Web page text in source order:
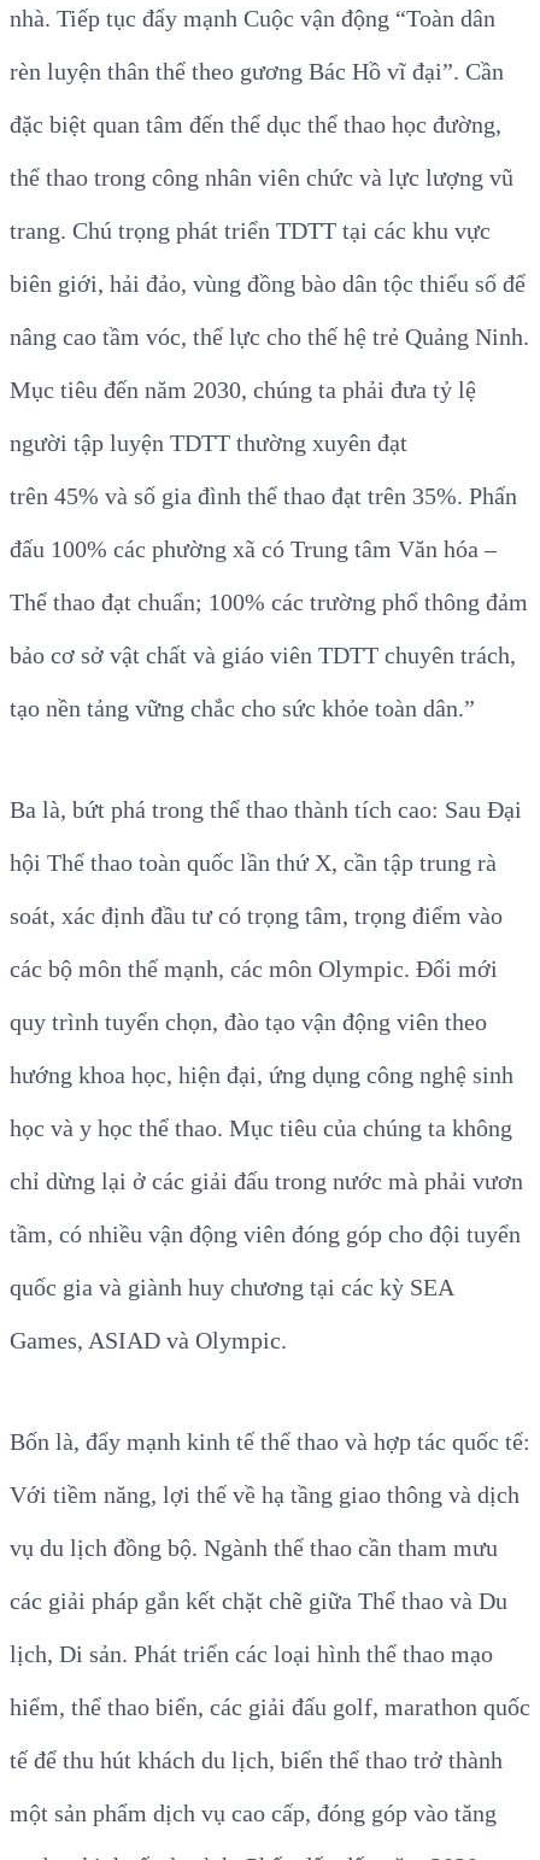
nhà. Tiếp tục đẩy mạnh Cuộc vận động “Toàn dân
rèn luyện thân thể theo gương Bác Hồ vĩ đại”. Cần
đặc biệt quan tâm đến thể dục thể thao học đường,
thể thao trong công nhân viên chức và lực lượng vũ
trang. Chú trọng phát triển TDTT tại các khu vực
biên giới, hải đảo, vùng đồng bào dân tộc thiểu số để
nâng cao tầm vóc, thể lực cho thế hệ trẻ Quảng Ninh.
Mục tiêu đến năm 2030, chúng ta phải đưa tỷ lệ
người tập luyện TDTT thường xuyên đạt
trên 45% và số gia đình thể thao đạt trên 35%. Phấn
đấu 100% các phường xã có Trung tâm Văn hóa –
Thể thao đạt chuẩn; 100% các trường phổ thông đảm
bảo cơ sở vật chất và giáo viên TDTT chuyên trách,
tạo nền tảng vững chắc cho sức khỏe toàn dân.”
Ba là, bứt phá trong thể thao thành tích cao: Sau Đại
hội Thể thao toàn quốc lần thứ X, cần tập trung rà
soát, xác định đầu tư có trọng tâm, trọng điểm vào
các bộ môn thế mạnh, các môn Olympic. Đổi mới
quy trình tuyển chọn, đào tạo vận động viên theo
hướng khoa học, hiện đại, ứng dụng công nghệ sinh
học và y học thể thao. Mục tiêu của chúng ta không
chỉ dừng lại ở các giải đấu trong nước mà phải vươn
tầm, có nhiều vận động viên đóng góp cho đội tuyển
quốc gia và giành huy chương tại các kỳ SEA
Games, ASIAD và Olympic.
Bốn là, đẩy mạnh kinh tế thể thao và hợp tác quốc tế:
Với tiềm năng, lợi thế về hạ tầng giao thông và dịch
vụ du lịch đồng bộ. Ngành thể thao cần tham mưu
các giải pháp gắn kết chặt chẽ giữa Thể thao và Du
lịch, Di sản. Phát triển các loại hình thể thao mạo
hiểm, thể thao biển, các giải đấu golf, marathon quốc
tế để thu hút khách du lịch, biến thể thao trở thành
một sản phẩm dịch vụ cao cấp, đóng góp vào tăng